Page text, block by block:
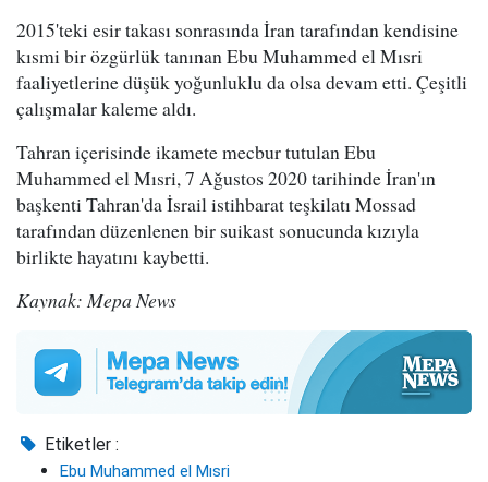
2015'teki esir takası sonrasında İran tarafından kendisine
kısmi bir özgürlük tanınan Ebu Muhammed el Mısri
faaliyetlerine düşük yoğunluklu da olsa devam etti. Çeşitli
çalışmalar kaleme aldı.
Tahran içerisinde ikamete mecbur tutulan Ebu
Muhammed el Mısri, 7 Ağustos 2020 tarihinde İran'ın
başkenti Tahran'da İsrail istihbarat teşkilatı Mossad
tarafından düzenlenen bir suikast sonucunda kızıyla
birlikte hayatını kaybetti.
Kaynak: Mepa News
Etiketler :
Ebu Muhammed el Mısri